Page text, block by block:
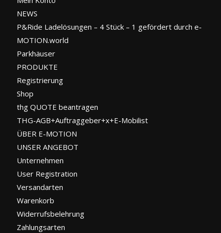
NEWS
P&Ride Ladelösungen – 4 Stück – 1 gefördert durch e-
MOTION.world
Parkhäuser
PRODUKTE
Registrierung
Shop
thg QUOTE beantragen
THG-AGB+Auftraggeber+x+E-Mobilist
ÜBER E-MOTION
UNSER ANGEBOT
Unternehmen
User Registration
Versandarten
Warenkorb
Widerrufsbelehrung
Zahlungsarten